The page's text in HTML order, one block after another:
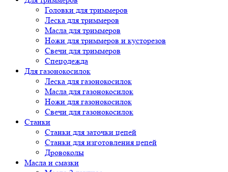
Головки для триммеров
Леска для триммеров
Масла для триммеров
Ножи для триммеров и кусторезов
Свечи для триммеров
Спецодежда
Для газонокосилок
Леска для газонокосилок
Масла для газонокосилок
Ножи для газонокосилок
Свечи для газонокосилок
Станки
Cтанки для заточки цепей
Станки для изготовления цепей
Дровоколы
Масла и смазки